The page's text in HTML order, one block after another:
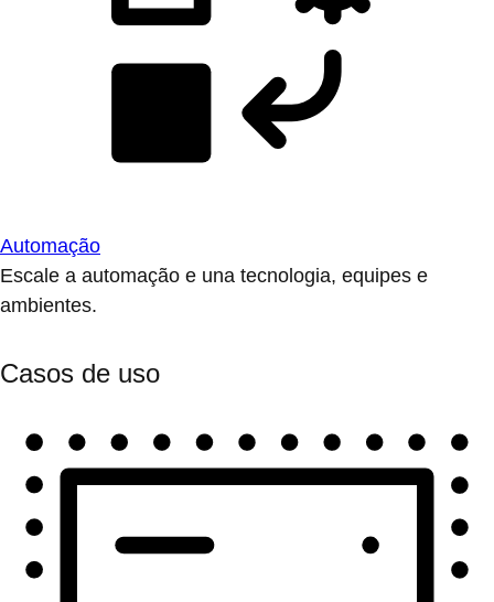
Automação
Escale a automação e una tecnologia, equipes e
ambientes.
Casos de uso